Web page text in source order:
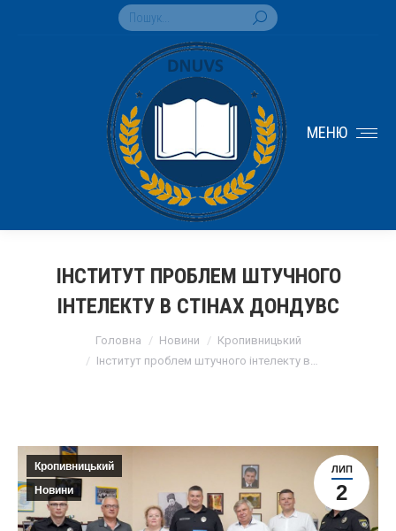
Search:
МЕНЮ
ІНСТИТУТ ПРОБЛЕМ ШТУЧНОГО
ІНТЕЛЕКТУ В СТІНАХ ДОНДУВС
Головна Новини
Кропивницький
Інститут проблем штучного інтелекту в…
ЛИП
2
Кропивницький
Новини